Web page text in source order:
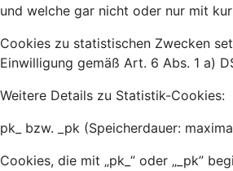
und welche gar nicht oder nur mit
Cookies zu statistischen Zwecken
Einwilligung gemäß Art. 6 Abs. 1 a)
Weitere Details zu Statistik-Cookies:
pk_ bzw. _pk (Speicherdauer:
Cookies, die mit „pk_” oder „_pk”